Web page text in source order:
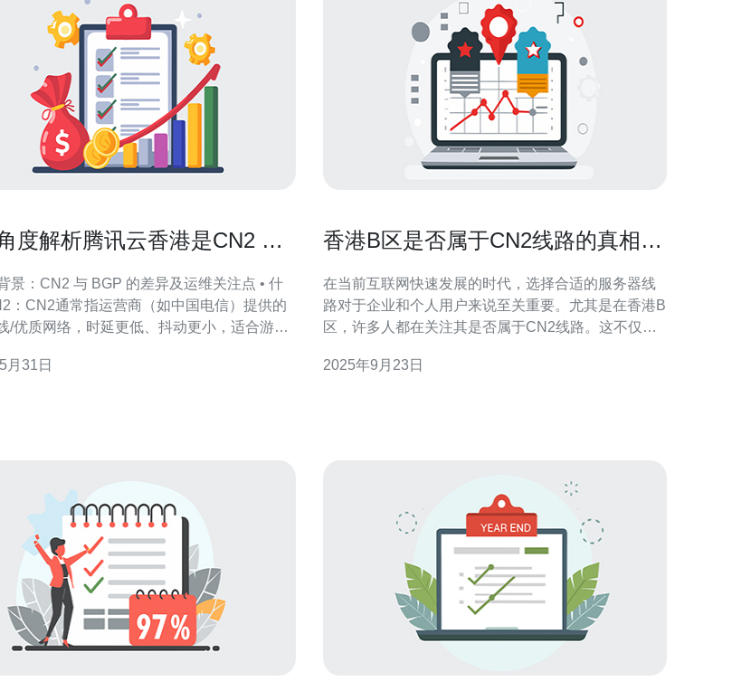
度解析腾讯云香港是CN2 还
景：CN2 与 BGP 的差异及运维关注点 • 什
：CN2通常指运营商（如中国电信）提供的
/优质网络，时延更低、抖动更小，适合游
骨干互联的常规模块，可能走公网多跳，跨
月31日
香港B区是否属于CN2线路的真相揭
在当前互联网快速发展的时代，选择合适的服务器线
路对于企业和个人用户来说至关重要。尤其是在香港B
区，许多人都在关注其是否属于CN2线路。这不仅关
解。本文将为您揭开香港B区与CN2线路之间的关系，
2025年9月23日